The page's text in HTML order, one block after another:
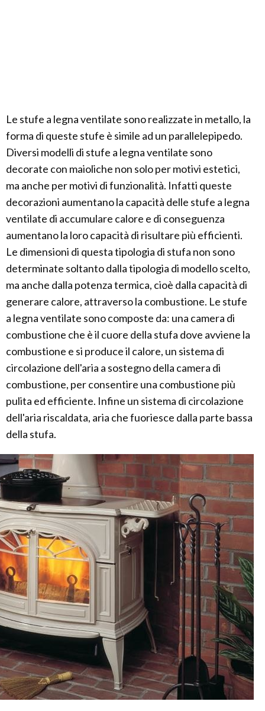
Le stufe a legna ventilate sono realizzate in metallo, la
forma di queste stufe è simile ad un parallelepipedo.
Diversi modelli di stufe a legna ventilate sono
decorate con maioliche non solo per motivi estetici,
ma anche per motivi di funzionalità. Infatti queste
decorazioni aumentano la capacità delle stufe a legna
ventilate di accumulare calore e di conseguenza
aumentano la loro capacità di risultare più efficienti.
Le dimensioni di questa tipologia di stufa non sono
determinate soltanto dalla tipologia di modello scelto,
ma anche dalla potenza termica, cioè dalla capacità di
generare calore, attraverso la combustione. Le stufe
a legna ventilate sono composte da: una camera di
combustione che è il cuore della stufa dove avviene la
combustione e si produce il calore, un sistema di
circolazione dell'aria a sostegno della camera di
combustione, per consentire una combustione più
pulita ed efficiente. Infine un sistema di circolazione
dell'aria riscaldata, aria che fuoriesce dalla parte bassa
della stufa.